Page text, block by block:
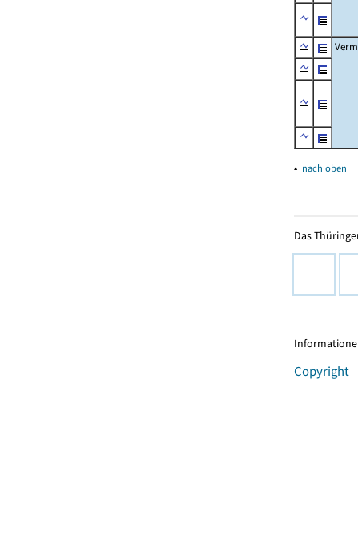
▴ nach oben
Das
Copyright